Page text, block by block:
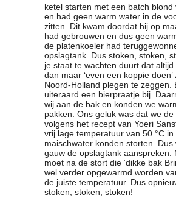
ketel starten met een batch blond
en had geen warm water in de
zitten. Dit kwam doordat hij op
had gebrouwen en dus geen
de platenkoeler had
opslagtank. Dus stoken, stoken,
je staat te wachten duurt dat
dan maar ‘even een koppie doen’
Noord-Holland plegen te zeggen.
uiteraard een bierpraatje bij.
wij aan de bak en konden we
pakken. Ons geluk was dat we
volgens het recept van Yoeri
vrij lage temperatuur van 50 °C in
maischwater konden storten. Dus
gauw de opslagtank aanspreken.
moet na de stort die ‘dikke bak
wel verder opgewarmd worden
de juiste temperatuur. Dus
stoken, stoken, stoken!
Privacyverklaring
Commissies
Polderbok
Wedstrijduitslagen
Prijzen
Bijzondere Leden
- Keurmeesters
- Professioneel
- Biersommeliers
Recepten
Recepten
Zoeken